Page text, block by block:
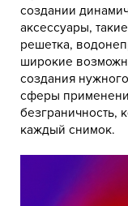
создании
аксессуары,
решетка,
широкие
создания
сферы
безграничность,
каждый снимок.